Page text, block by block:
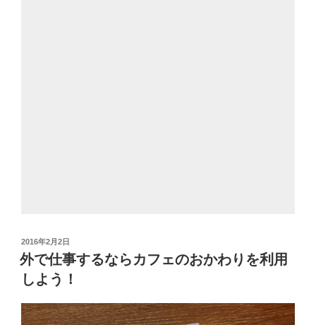
投
稿
日:
2016年2月2日
外で仕事するならカフェのおかわりを利用
しよう！